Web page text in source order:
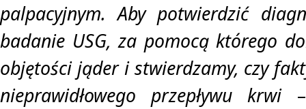
palpacyjnym. Aby potwierdzić
badanie USG, za pomocą którego
objętości jąder i stwierdzamy, czy
nieprawidłowego przepływu krwi–